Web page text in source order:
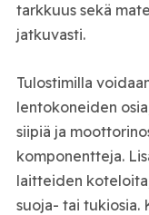
tarkkuus sekä
jatkuvasti.
Tulostimilla
lentokoneiden
siipiä ja
komponentteja.
laitteiden
suoja- tai tukiosia.